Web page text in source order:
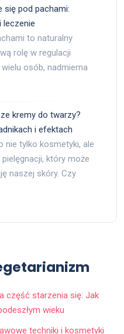
się pod pachami:
leczenie
to naturalny
rolę w regulacji
osób, nadmierna
kremy do twarzy?
i efektach
nie tylko kosmetyki, ale
który może
naszej skóry. Czy
część starzenia się: Jak
wieku
techniki i kosmetyki